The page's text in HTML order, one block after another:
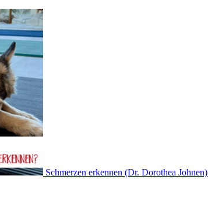
Schmerzen erkennen (Dr. Dorothea Johnen)